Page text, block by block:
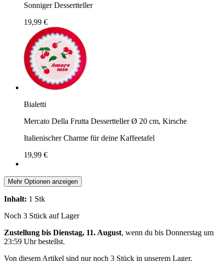
Sonniger Dessertteller
19,99 €
Bialetti
Mercato Della Frutta Dessertteller Ø 20 cm, Kirsche
Italienischer Charme für deine Kaffeetafel
19,99 €
Mehr Optionen anzeigen
Inhalt: 1 Stk
Noch 3 Stück auf Lager
Zustellung bis Dienstag, 11. August, wenn du bis Donnerstag um
23:59 Uhrbestellst.
Von diesem Artikel sind nur noch 3 Stück in unserem Lager.